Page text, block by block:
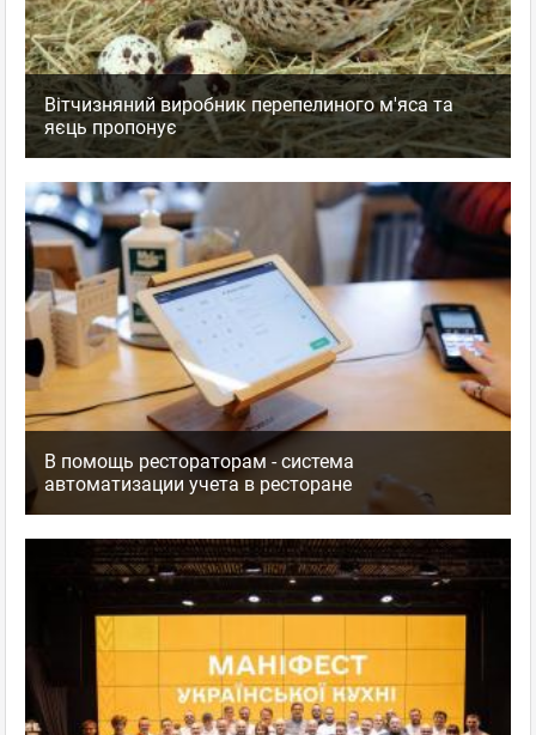
Вітчизняний виробник перепелиного м'яса та
яєць пропонує
В помощь рестораторам - система
автоматизации учета в ресторане